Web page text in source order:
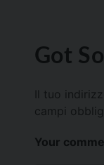
Got
Il tuo
campi
Your